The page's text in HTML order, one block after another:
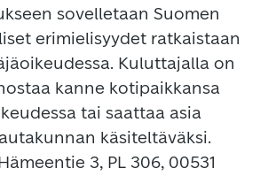
sovelletaan Suomen
erimielisyydet ratkaistaan
Kuluttajalla on
kanne kotipaikkansa
tai saattaa asia
käsiteltäväksi.
3, PL 306, 00531